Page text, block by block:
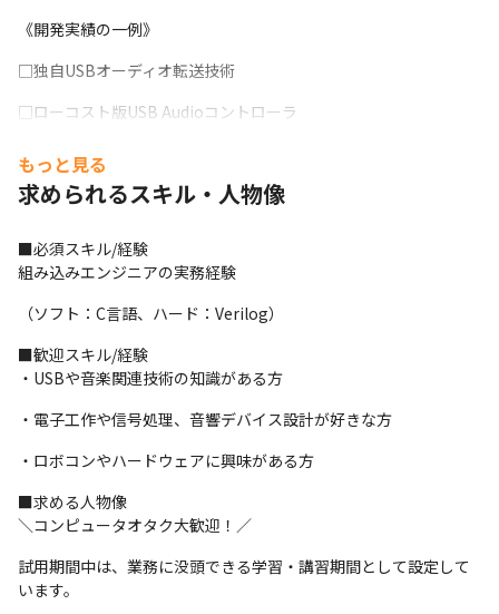
《開発実績の一例》
□独自USBオーディオ転送技術
□ローコスト版USB Audioコントローラ
□高速 PCオーディオドライバ
□USB2.0カメラドライバー開発
初心者から専門家まで幅広く対応可能な技術:
□初級者向け： C/C++、ロジックアナライザ、USBオーディオイ
□中級者向け： A/Dコンバータ、RaspberryPi、BeagleBone、
ットワークオーディオサーバー（OpenHome対応）のプログラミ
ング
もっと見る
求められるスキル・人物像
■必須スキル/経験
組み込みエンジニアの実務経験
（ソフト：C言語、ハード：Verilog）
■歓迎スキル/経験
・USBや音楽関連技術の知識がある方
・電子工作や信号処理、音響デバイス設計が好きな方
・ロボコンやハードウェアに興味がある方
■求める人物像
＼コンピュータオタク大歓迎！／
試用期間中は、業務に没頭できる学習・講習期間として設定して
います。